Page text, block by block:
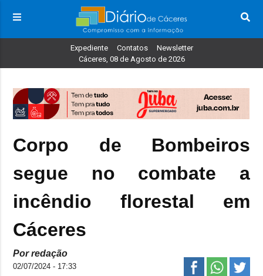
Expediente Contatos
Newsletter
Cáceres, 08 de Agosto de 2026
Corpo de Bombeiros
segue no combate a
incêndio florestal em
Cáceres
Por redação
02/07/2024 - 17:33